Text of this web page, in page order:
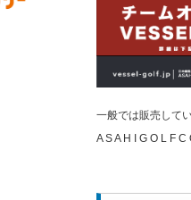
一般では販売して
A S A H I G O L F C